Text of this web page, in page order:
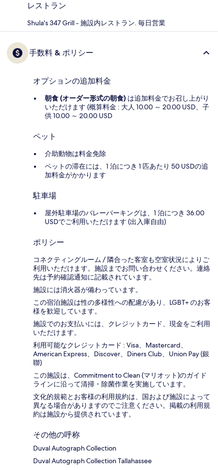
レストラン
Shula's 347 Grill - 施設内レストラン. 毎日営業
手数料 & ポリシー
オプションの追加料金
朝食 (オーダー形式の朝食) は追加料金でお召し上がり
いただけます (概算料金 : 大人 10.00 ～ 20.00 USD、子
供 10.00 ～ 20.00 USD
ペット
介助動物は料金免除
ペットの滞在には、1 泊につき 1 匹あたり 50 USDの追
加料金がかかります
駐車場
屋外駐車場のバレーパーキングは、1 泊につき 36.00
USDでご利用いただけます (出入庫自由)
ポリシー
コネクティングルーム / 隣合った客室も空室状況によりご
利用いただけます。施設までお問い合わせください。連絡
先は予約確認通知に記載されています。
施設には消火器が備わっています。
この宿泊施設は性の多様性への配慮があり、LGBT+ のお客
様を歓迎しています。
施設でのお支払いには、クレジットカード、現金をご利用
いただけます。
利用可能なクレジットカード : Visa、Mastercard、
American Express、Discover、Diners Club、Union Pay (銀
聯)
この施設は、Commitment to Clean (マリオット)のガイド
ラインに沿って清掃・除菌作業を実施しています。
文化的規範とお客様の利用規約は、国および施設によって
異なる場合がありますのでご注意ください。掲載の利用規
約は施設から提供されています。
その他の呼称
Duval Autograph Collection
Duval Autograph Collection Tallahassee